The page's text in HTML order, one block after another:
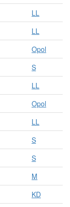
LL
LL
Opol
S
LL
Opol
LL
S
S
M
KD